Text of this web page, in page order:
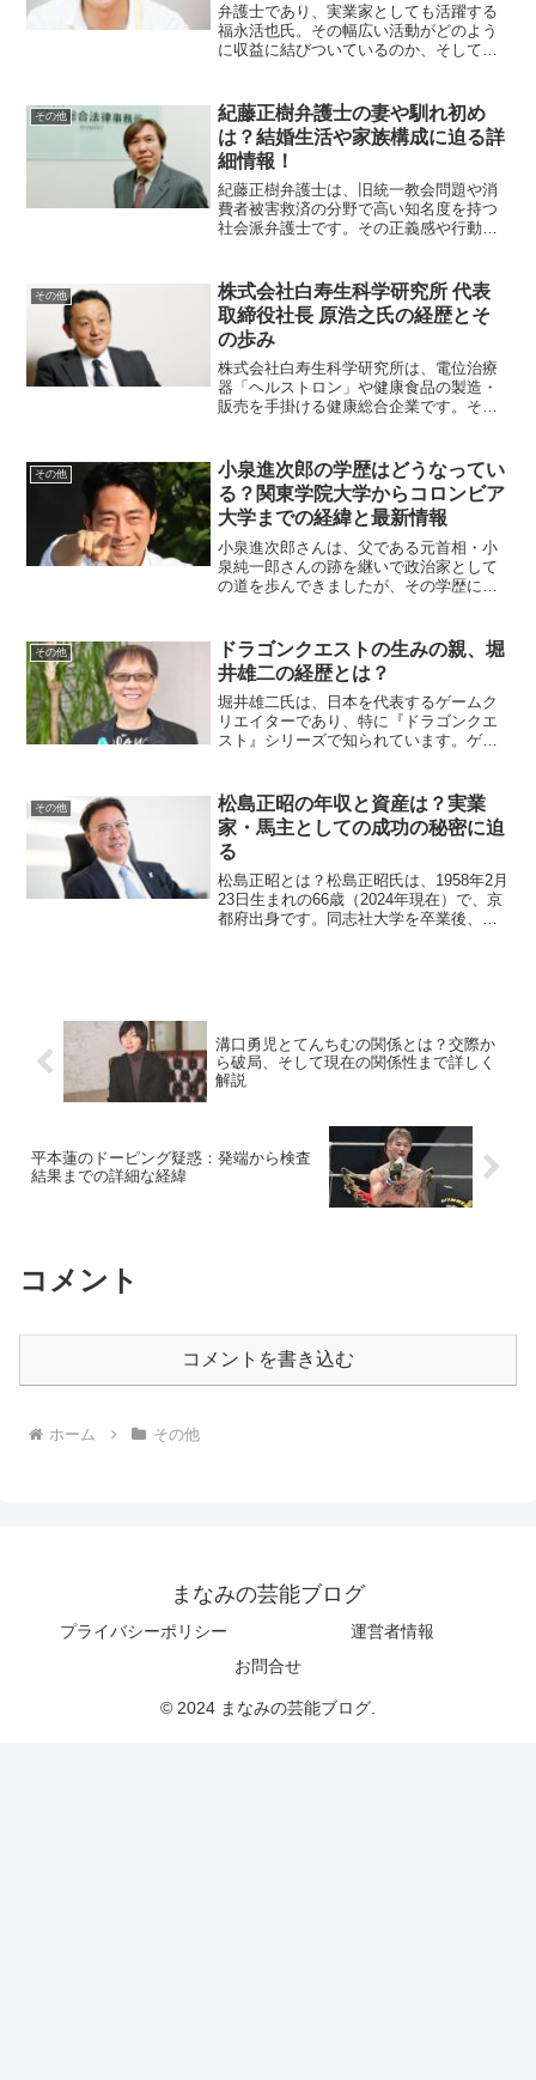
弁護士であり、実業家としても活躍する
福永活也氏。その幅広い活動がどのよう
に収益に結びついているのか、そして彼
は、福永氏の収入源や具体的な金額につ
いて詳しく解説します。福永...
その他
紀藤正樹弁護士の妻や馴れ初め
は？結婚生活や家族構成に迫る詳
細情報！
紀藤正樹弁護士は、旧統一教会問題や消
費者被害救済の分野で高い知名度を持つ
社会派弁護士です。その正義感や行動力
に「妻」や「馴れ初め」について関心を
抱く方も多いでしょう。本...
その他
株式会社白寿生科学研究所 代表
取締役社長 原浩之氏の経歴とそ
の歩み
株式会社白寿生科学研究所は、電位治療
器「ヘルストロン」や健康食品の製造・
販売を手掛ける健康総合企業です。その
尽力されています。原氏のこれまでの経
歴を振り返り、その歩み...
その他
小泉進次郎の学歴はどうなってい
る？関東学院大学からコロンビア
大学までの経緯と最新情報
小泉進次郎さんは、父である元首相・小
泉純一郎さんの跡を継いで政治家として
の道を歩んできましたが、その学歴につ
詳細と、その背景にある理由について解
説します。小泉進次郎はど...
その他
ドラゴンクエストの生みの親、堀
井雄二の経歴とは？
堀井雄二氏は、日本を代表するゲームク
リエイターであり、特に『ドラゴンクエ
スト』シリーズで知られています。ゲー
詳しくご紹介します。堀井雄二の生い立
ちは？堀井雄二氏は195...
その他
松島正昭の年収と資産は？実業
家・馬主としての成功の秘密に迫
る
松島正昭とは？松島正昭氏は、1958年2月
23日生まれの66歳（2024年現在）で、京
都府出身です。同志社大学を卒業後、
溝口勇児とてんちむの関係とは？交際か
ら破局、そして現在の関係性まで詳しく
解説
平本蓮のドーピング疑惑：発端から検査
結果までの詳細な経緯
コメント
コメントを書き込む
ホーム その他
まなみの芸能ブログ
プライバシーポリシー
運営者情報
お問合せ
© 2024 まなみの芸能ブログ.